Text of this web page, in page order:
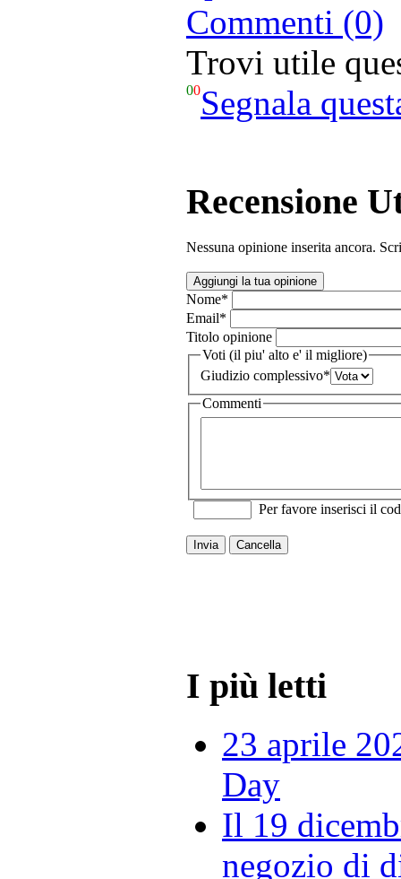
Commenti (0)
Trovi utile
00Segnala
Recensione
Nessuna opinione inserita ancora.
Aggiungi la tua opinione
Nome*
Email*
Titolo opinione
Voti (il piu' alto e' il migliore)
Giudizio complessivo*
Commenti
Per favore inserisci il
Invia Cancella
I più letti
23 aprile
Day
Il 19
negozio di